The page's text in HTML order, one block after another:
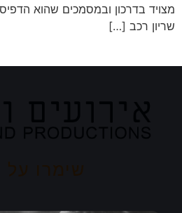
מצויד בדרכון ובמסמכים שהוא
שריון רכב […]